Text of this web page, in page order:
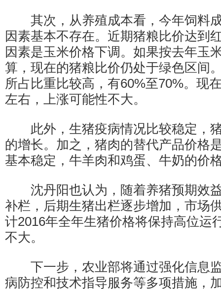
其次，从养殖成本看，今年饲料
因素基本不存在。近期猪粮比价达到
因素是玉米价格下调。如果按去年玉
算，现在的猪粮比价仍处于绿色区间
所占比重比较高，有60%至70%。现
左右，上涨可能性不大。
此外，生猪疫病情况比较稳定，
的增长。加之，猪肉的替代产品价格
基本稳定，牛羊肉和鸡蛋、牛奶的价
沈丹阳也认为，随着养猪预期效
补栏，后期生猪出栏逐步增加，市场
计2016年全年生猪价格将保持高位运
不大。
下一步，农业部将通过强化信息
病防控和技术指导服务等多项措施，